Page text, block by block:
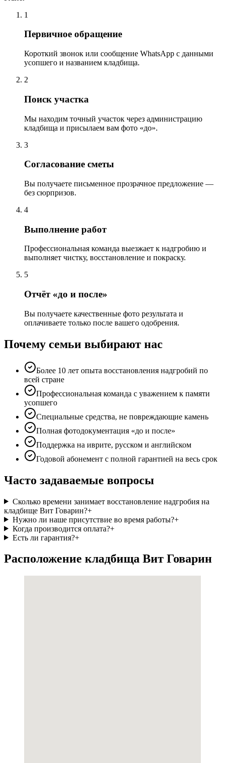
1
Первичное обращение
Короткий звонок или сообщение WhatsApp с данными
усопшего и названием кладбища.
2
Поиск участка
Мы находим точный участок через администрацию
кладбища и присылаем вам фото «до».
3
Согласование сметы
Вы получаете письменное прозрачное предложение —
без сюрпризов.
4
Выполнение работ
Профессиональная команда выезжает к надгробию и
выполняет чистку, восстановление и покраску.
5
Отчёт «до и после»
Вы получаете качественные фото результата и
оплачиваете только после вашего одобрения.
Почему семьи выбирают нас
Более 10 лет опыта восстановления надгробий по
всей стране
Профессиональная команда с уважением к памяти
усопшего
Специальные средства, не повреждающие камень
Полная фотодокументация «до и после»
Поддержка на иврите, русском и английском
Годовой абонемент с полной гарантией на весь срок
Часто задаваемые вопросы
Сколько времени занимает восстановление надгробия на
кладбище Вит Говарин?+
Нужно ли наше присутствие во время работы?+
Когда производится оплата?+
Есть ли гарантия?+
Расположение кладбища Вит Говарин